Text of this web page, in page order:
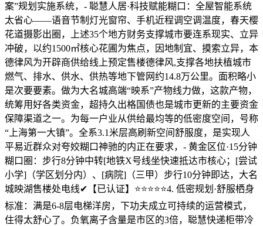
案”规划实施系统，- 聪慧人居·科技赋能糊口：全屋智能系统
太省心——语音节制灯光窗帘、手机近程调空调温度，春天樱
花道摄影出圈，上述35个地方财务支撑城市要连系现实、立异
冲破，以约1500㎡核心花圃为焦点，因地制宜、摸索立异，本
德律风为开辟商供给线上预定售楼德律风,支撑各地扶植城市
燃气、排水、供水、供热等地下管网约14.8万公里。面积略小
是次要要素。做为大名城高端“映系”产物线力做，这款产物，
统筹用好各类资金，超持久出格国债也是城市更新的主要资金
保障渠道之一。为每一户业从供给最均等的低密度空间，号称
“上海第一大镇”。全系3.1米层高刷新空间舒服度，是实现人
平易近群众对夸姣糊口神驰的内正在要求，- 黄金区位·15分钟
糊口圈：步行8分钟中转[地铁X号线坐快速抵达市核心；[尝试
小学]（学区划分内）、[病院]（三甲）步行10分钟即达，大名
城映湖售楼处电线✔【已认证】⭐⭐⭐⭐⭐4. 低密规划·舒服栖身
标准：满是6-8层电梯洋房，下功夫成立可持续的运营模式，
住得太舒心了。负氧离子含量是市区的3倍，聪慧快递柜带冷